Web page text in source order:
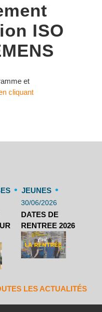
ISO
et
cliquant
• JEUNES •
30/06/2026
DATES DE
RENTREE 2026
LES ACTUALITÉS